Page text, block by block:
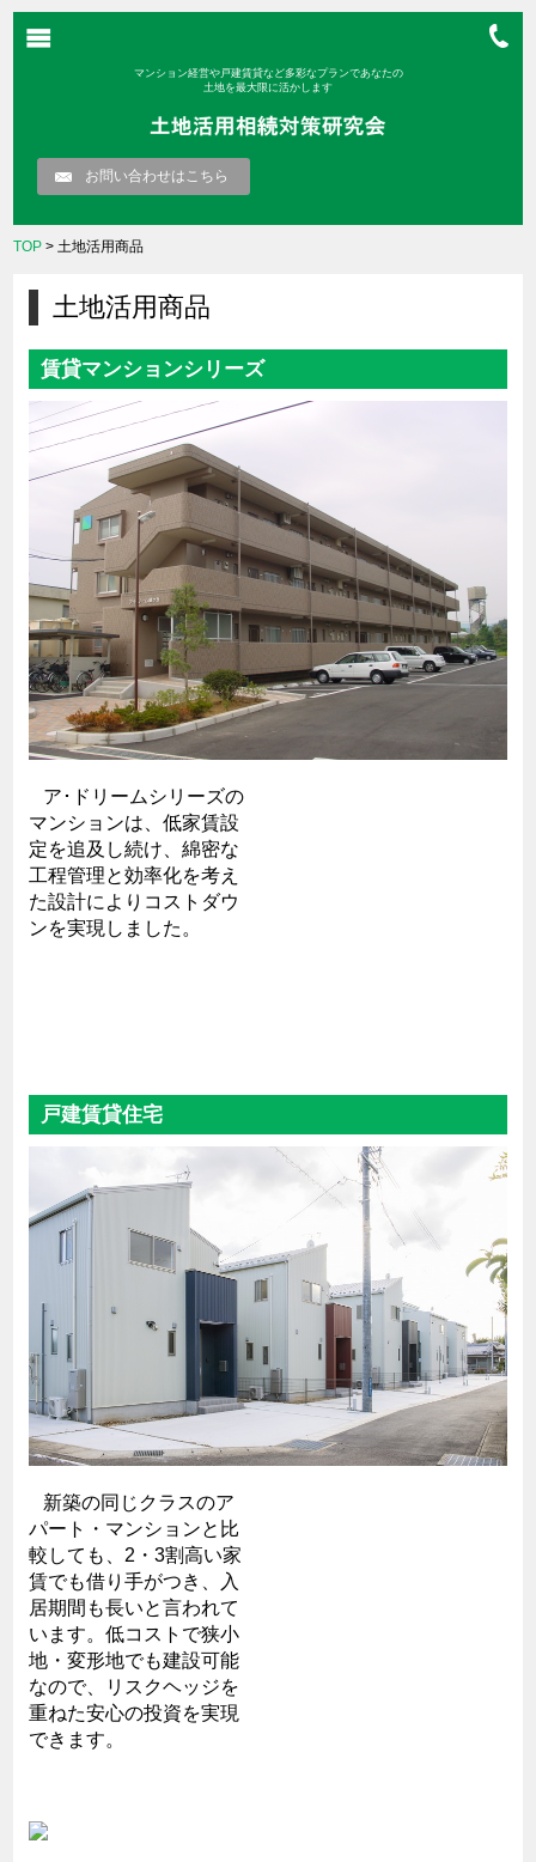
マンション経営や戸建賃貸など多彩なプランであなたの
土地を最大限に活かします
お問い合わせはこちら
TOP > 土地活用商品
土地活用商品
賃貸マンションシリーズ
ア･ドリームシリーズの
マンションは、低家賃設
定を追及し続け、綿密な
工程管理と効率化を考え
た設計によりコストダウ
ンを実現しました。
戸建賃貸住宅
新築の同じクラスのア
パート・マンションと比
較しても、2・3割高い家
賃でも借り手がつき、入
居期間も長いと言われて
います。低コストで狭小
地・変形地でも建設可能
なので、リスクヘッジを
重ねた安心の投資を実現
できます。